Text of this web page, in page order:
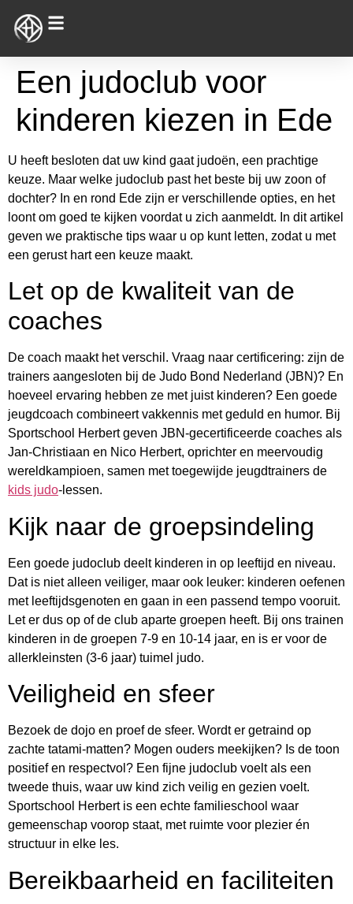
Een judoclub voor
kinderen kiezen in Ede
U heeft besloten dat uw kind gaat judoën, een prachtige
keuze. Maar welke judoclub past het beste bij uw zoon of
dochter? In en rond Ede zijn er verschillende opties, en het
loont om goed te kijken voordat u zich aanmeldt. In dit artikel
geven we praktische tips waar u op kunt letten, zodat u met
een gerust hart een keuze maakt.
Let op de kwaliteit van de
coaches
De coach maakt het verschil. Vraag naar certificering: zijn de
trainers aangesloten bij de Judo Bond Nederland (JBN)? En
hoeveel ervaring hebben ze met juist kinderen? Een goede
jeugdcoach combineert vakkennis met geduld en humor. Bij
Sportschool Herbert geven JBN-gecertificeerde coaches als
Jan-Christiaan en Nico Herbert, oprichter en meervoudig
wereldkampioen, samen met toegewijde jeugdtrainers de
kids judo-lessen.
Kijk naar de groepsindeling
Een goede judoclub deelt kinderen in op leeftijd en niveau.
Dat is niet alleen veiliger, maar ook leuker: kinderen oefenen
met leeftijdsgenoten en gaan in een passend tempo vooruit.
Let er dus op of de club aparte groepen heeft. Bij ons trainen
kinderen in de groepen 7-9 en 10-14 jaar, en is er voor de
allerkleinsten (3-6 jaar) tuimel judo.
Veiligheid en sfeer
Bezoek de dojo en proef de sfeer. Wordt er getraind op
zachte tatami-matten? Mogen ouders meekijken? Is de toon
positief en respectvol? Een fijne judoclub voelt als een
tweede thuis, waar uw kind zich veilig en gezien voelt.
Sportschool Herbert is een echte familieschool waar
gemeenschap voorop staat, met ruimte voor plezier én
structuur in elke les.
Bereikbaarheid en faciliteiten